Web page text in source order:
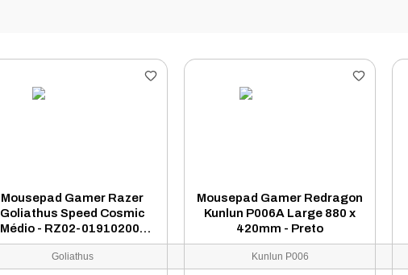
Mousepad Gamer Razer
Goliathus Speed Cosmic
Médio - RZ02-01910200-
R3U1
Mousepad Gamer Redragon
Kunlun P006A Large 880 x
420mm - Preto
Goliathus Kunlun P006